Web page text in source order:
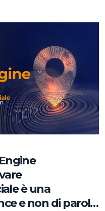
è una
e non di parole